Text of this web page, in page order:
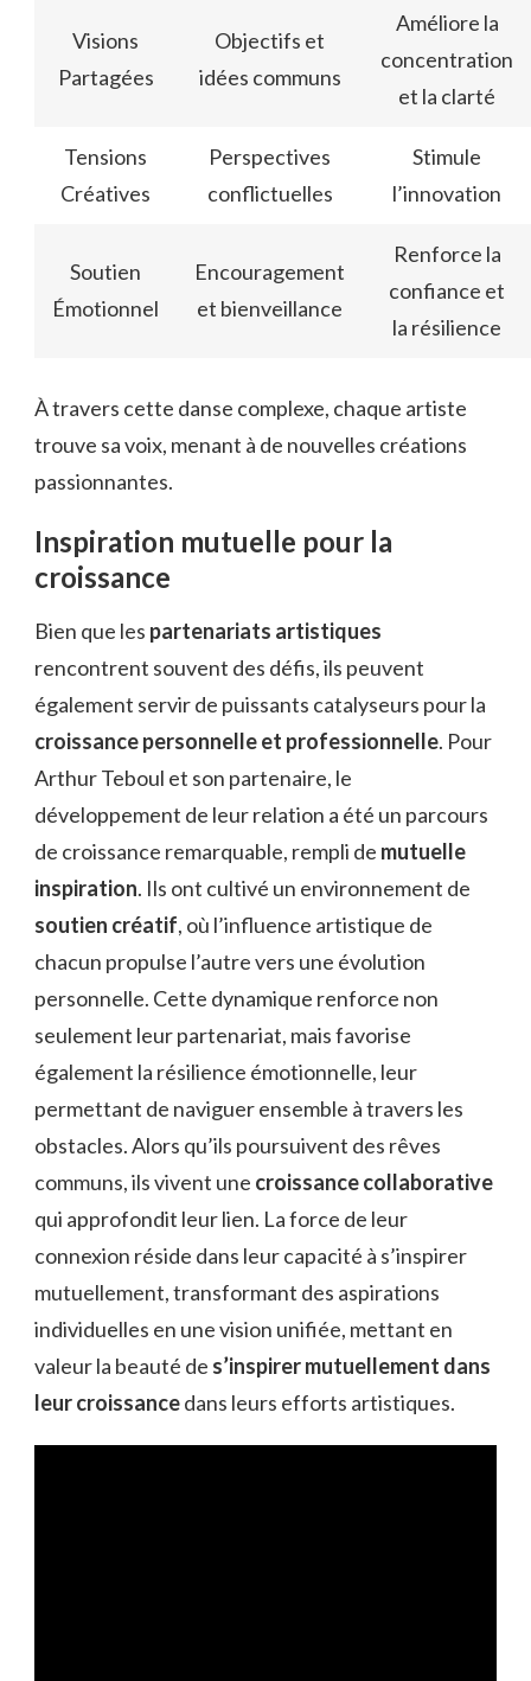
Visions
Partagées
Objectifs et
idées communs
Améliore la
concentration
et la clarté
Tensions
Créatives
Perspectives
conflictuelles
Stimule
l’innovation
Soutien
Émotionnel
Encouragement
et bienveillance
Renforce la
confiance et
la résilience
À travers cette danse complexe, chaque artiste
trouve sa voix, menant à de nouvelles créations
passionnantes.
Inspiration mutuelle pour la
croissance
Bien que les partenariats artistiques
rencontrent souvent des défis, ils peuvent
également servir de puissants catalyseurs pour la
croissance personnelle et professionnelle. Pour
Arthur Teboul et son partenaire, le
développement de leur relation a été un parcours
de croissance remarquable, rempli de mutuelle
inspiration. Ils ont cultivé un environnement de
soutien créatif, où l’influence artistique de
chacun propulse l’autre vers une évolution
personnelle. Cette dynamique renforce non
seulement leur partenariat, mais favorise
également la résilience émotionnelle, leur
permettant de naviguer ensemble à travers les
obstacles. Alors qu’ils poursuivent des rêves
communs, ils vivent une croissance collaborative
qui approfondit leur lien. La force de leur
connexion réside dans leur capacité à s’inspirer
mutuellement, transformant des aspirations
individuelles en une vision unifiée, mettant en
valeur la beauté de s’inspirer mutuellement dans
leur croissancedans leurs efforts artistiques.